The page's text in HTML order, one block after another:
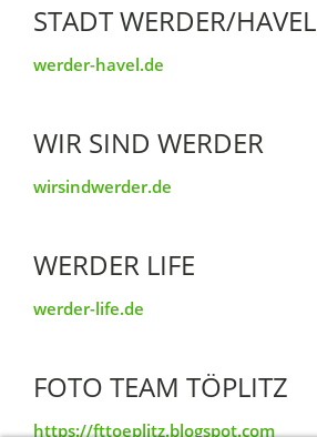
STADT WERDER/HAVEL
werder-havel.de
WIR SIND WERDER
wirsindwerder.de
WERDER LIFE
werder-life.de
FOTO TEAM TÖPLITZ
https://fttoeplitz.blogspot.com